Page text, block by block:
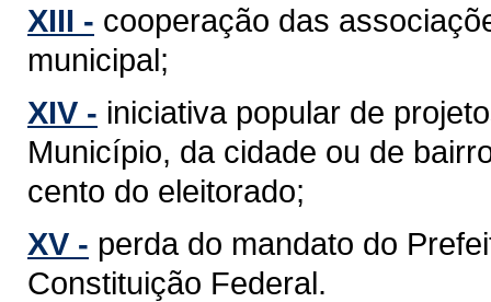
XIII - cooperação das
municipal;
XIV - iniciativa popular de
Município, da cidade ou de
cento do eleitorado;
XV - perda do mandato do
Constituição Federal.